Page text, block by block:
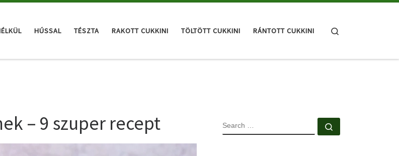
HÚSSAL TÉSZTA RAKOTT CUKKINI TÖLTÖTT CUKKINI RÁNTOTT CUKKINI
– 9 szuper recept SEARCH